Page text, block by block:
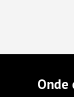
Onde